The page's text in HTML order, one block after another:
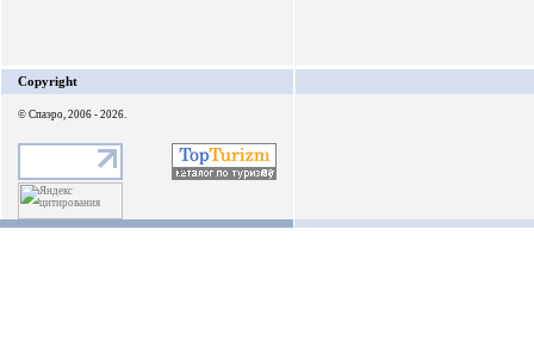
Copyright
© Спаэро, 2006 - 2026.